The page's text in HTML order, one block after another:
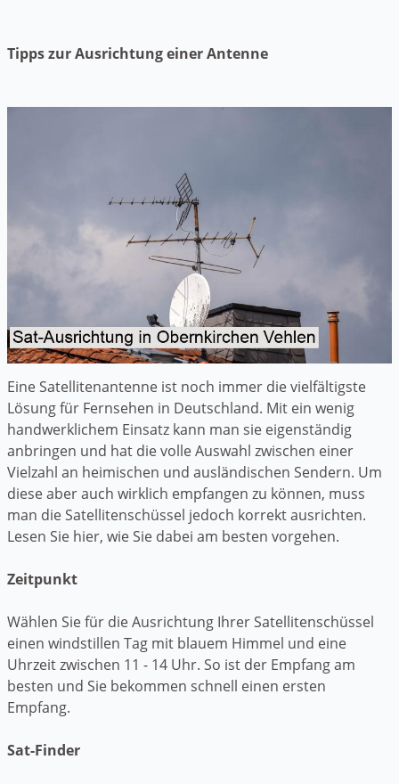
Tipps zur Ausrichtung einer Antenne
Eine Satellitenantenne ist noch immer die vielfältigste
Lösung für Fernsehen in Deutschland. Mit ein wenig
handwerklichem Einsatz kann man sie eigenständig
anbringen und hat die volle Auswahl zwischen einer
Vielzahl an heimischen und ausländischen Sendern. Um
diese aber auch wirklich empfangen zu können, muss
man die Satellitenschüssel jedoch korrekt ausrichten.
Lesen Sie hier, wie Sie dabei am besten vorgehen.
Zeitpunkt
Wählen Sie für die Ausrichtung Ihrer Satellitenschüssel
einen windstillen Tag mit blauem Himmel und eine
Uhrzeit zwischen 11 - 14 Uhr. So ist der Empfang am
besten und Sie bekommen schnell einen ersten
Empfang.
Sat-Finder